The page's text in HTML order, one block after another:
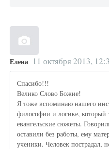
Елена 11 октября 2013,
Спасибо!!!
Велико Слово Божие!
Я тоже вспоминаю нашего
философии и логике, который
евангельские сюжеты.
оставили без работы, ему
ученики. Человек пострадал,